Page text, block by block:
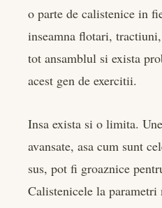
o parte de calistenice in
inseamna flotari,
tot ansamblul si exista
acest gen de exercitii.
Insa exista si o limita.
avansate, asa cum sunt
sus, pot fi groaznice
Calistenicele la